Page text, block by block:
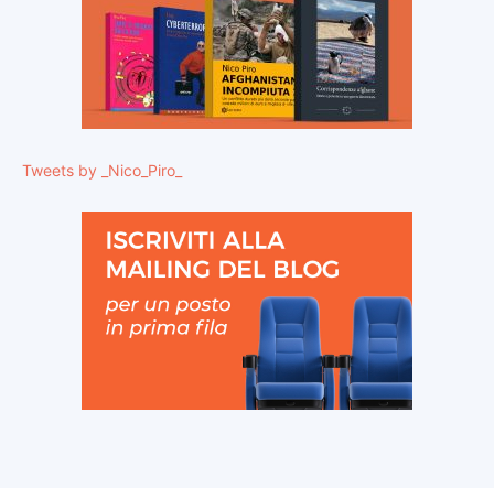
Tweets by _Nico_Piro_